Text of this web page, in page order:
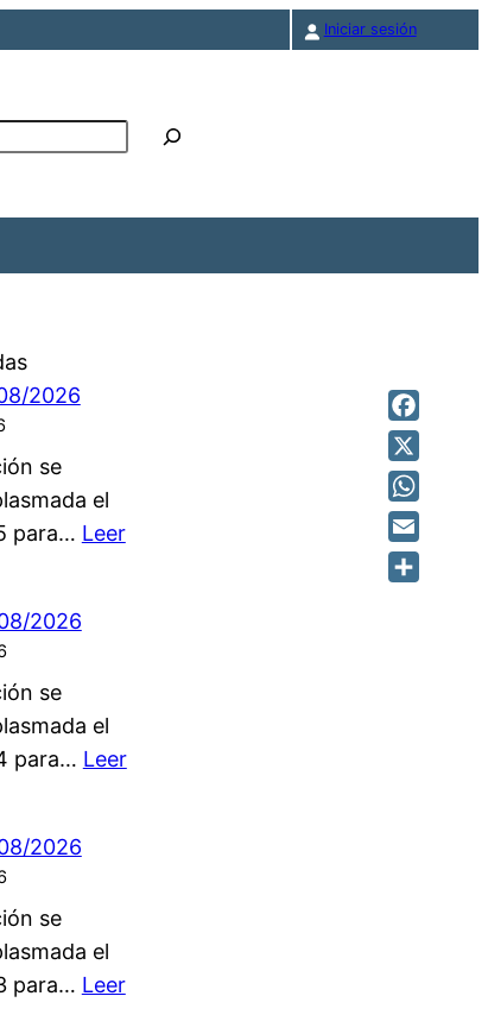
Iniciar sesión
2026
se
el
para… Leer
2026
se
el
para… Leer
2026
se
el
para… Leer
Facebook
X
Email